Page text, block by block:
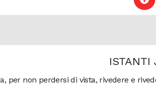
ISTANTI
per non perdersi di vista, rivedere e